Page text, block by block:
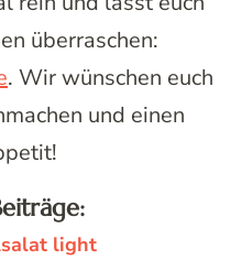
überraschen:
. Wir wünschen euch
und einen
light